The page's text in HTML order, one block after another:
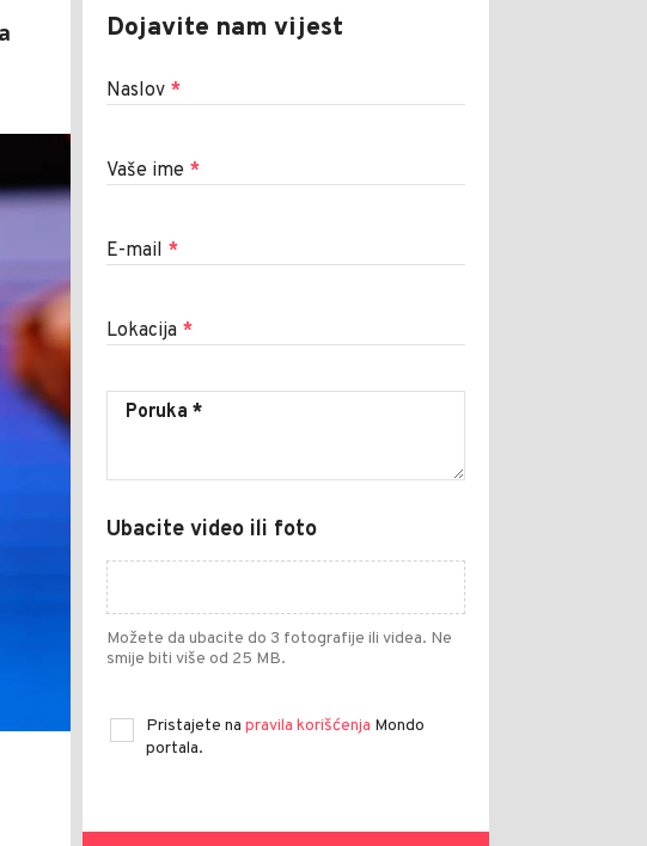
Dojavite nam vijest
Naslov *
Vaše ime *
E-mail *
Lokacija *
Ubacite video ili foto
Možete da ubacite do 3 fotografije ili videa. Ne
smije biti više od 25 MB.
Pristajete na pravila korišćenja Mondo
portala.